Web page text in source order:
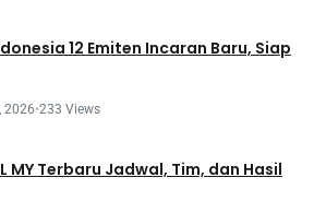
12 Emiten Incaran Baru, Siap
2026•233 Views
MY Terbaru Jadwal, Tim, dan Hasil